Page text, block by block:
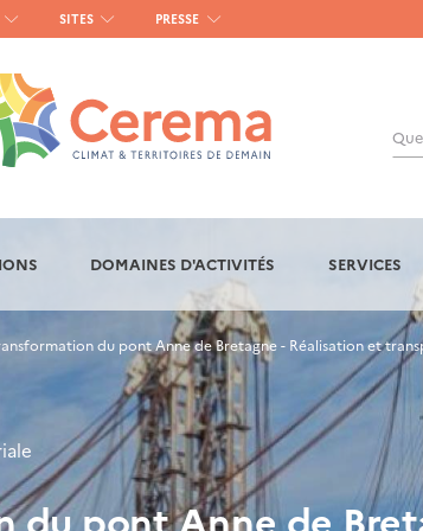
SITES PRESSE
DOMAINES D'ACTIVITÉS SERVICES
du pont Anne de Bretagne - Réalisation et
du pont Anne de